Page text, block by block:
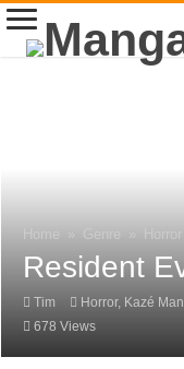
Home Genre Horror
Resident
Tim Horror, Kazé
678 Views